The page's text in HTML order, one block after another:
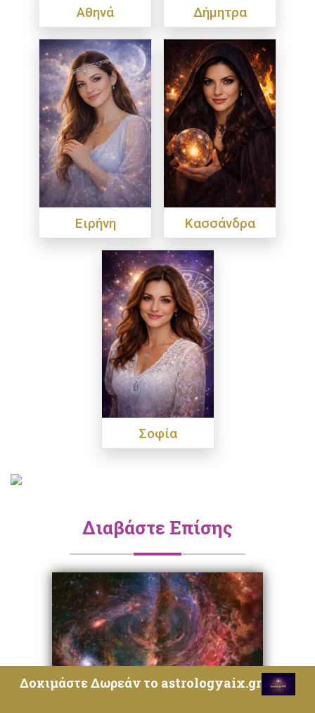
Αθηνά Δήμητρα
Ειρήνη Κασσάνδρα
Σοφία
Διαβάστε Επίσης
Δοκιμάστε Δωρεάν το astrologyaix.gr